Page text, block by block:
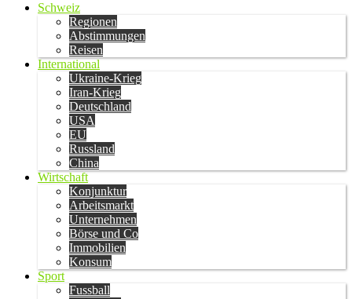
Schweiz
Regionen
Abstimmungen
Reisen
International
Ukraine-Krieg
Iran-Krieg
Deutschland
USA
EU
Russland
China
Wirtschaft
Konjunktur
Arbeitsmarkt
Unternehmen
Börse und Co
Immobilien
Konsum
Sport
Fussball